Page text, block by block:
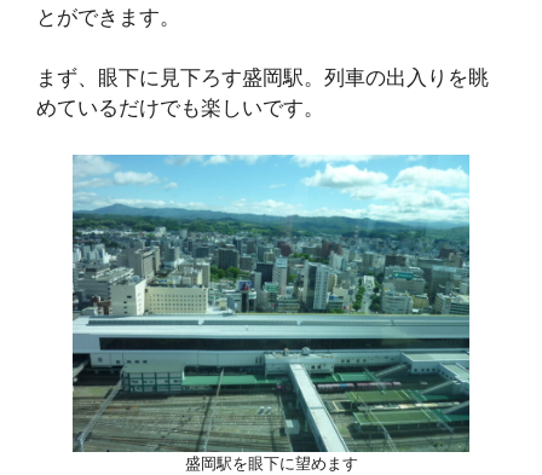
とができます。
まず、眼下に見下ろす盛岡駅。列車の出入りを眺
めているだけでも楽しいです。
盛岡駅を眼下に望めます